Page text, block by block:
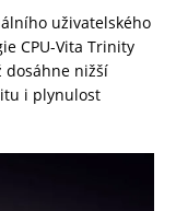
uživatelského
CPU-Vita Trinity
dosáhne nižší
i plynulost